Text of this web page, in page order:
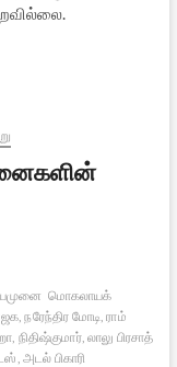
மொகலாயக்
நரேந்திர மோடி, ராம்
லாலு பிரசாத்
அடல் பிகாரி